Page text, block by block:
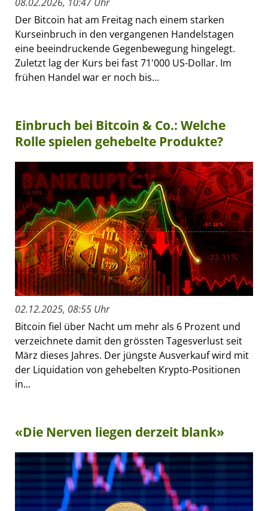
Der Bitcoin hat am Freitag nach einem starken
Kurseinbruch in den vergangenen Handelstagen
eine beeindruckende Gegenbewegung hingelegt.
Zuletzt lag der Kurs bei fast 71'000 US-Dollar. Im
frühen Handel war er noch bis...
Einbruch bei Bitcoin & Co.: Welche
Rolle spielen gehebelte Produkte?
02.12.2025, 08:55 Uhr
Bitcoin fiel über Nacht um mehr als 6 Prozent und
verzeichnete damit den grössten Tagesverlust seit
März dieses Jahres. Der jüngste Ausverkauf wird mit
der Liquidation von gehebelten Krypto-Positionen
in...
«Die Nerven liegen derzeit blank»